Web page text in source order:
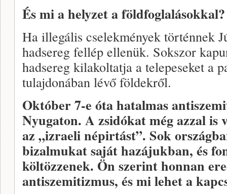
És mi a helyzet a földfoglalásokkal?
Ha illegális cselekmények történnek
hadsereg fellép ellenük. Sokszor
hadsereg kilakoltatja a telepeseket a
tulajdonában lévő földekről.
Október 7-e óta hatalmas
Nyugaton. A zsidókat még azzal
az „izraeli népirtást”. Sok
bizalmukat saját hazájukban, és
költözzenek. Ön szerint honnan
antiszemitizmus, és mi lehet a